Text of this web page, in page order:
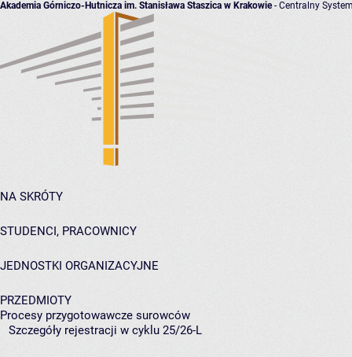
Akademia Górniczo-Hutnicza im. Stanisława Staszica w Krakowie- Centralny
NA SKRÓTY
STUDENCI, PRACOWNICY
JEDNOSTKI ORGANIZACYJNE
PRZEDMIOTY
Procesy przygotowawcze surowców
Szczegóły rejestracji w cyklu 25/26-L